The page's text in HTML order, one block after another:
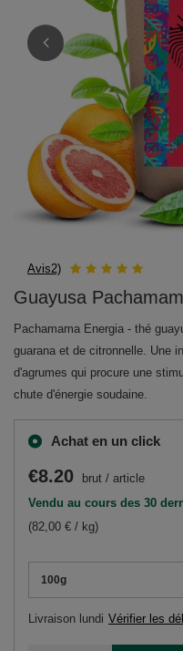
Avis2)
Guayusa
Pachamama Energia - thé
guarana et de citronnelle. Une
d'agrumes qui procure une
chute d'énergie soudaine.
Achat en un click
100g
Livraison lundi Vérifier les
€8.20 brut / article
Vendu au cours des 30
(82,00 € / kg)